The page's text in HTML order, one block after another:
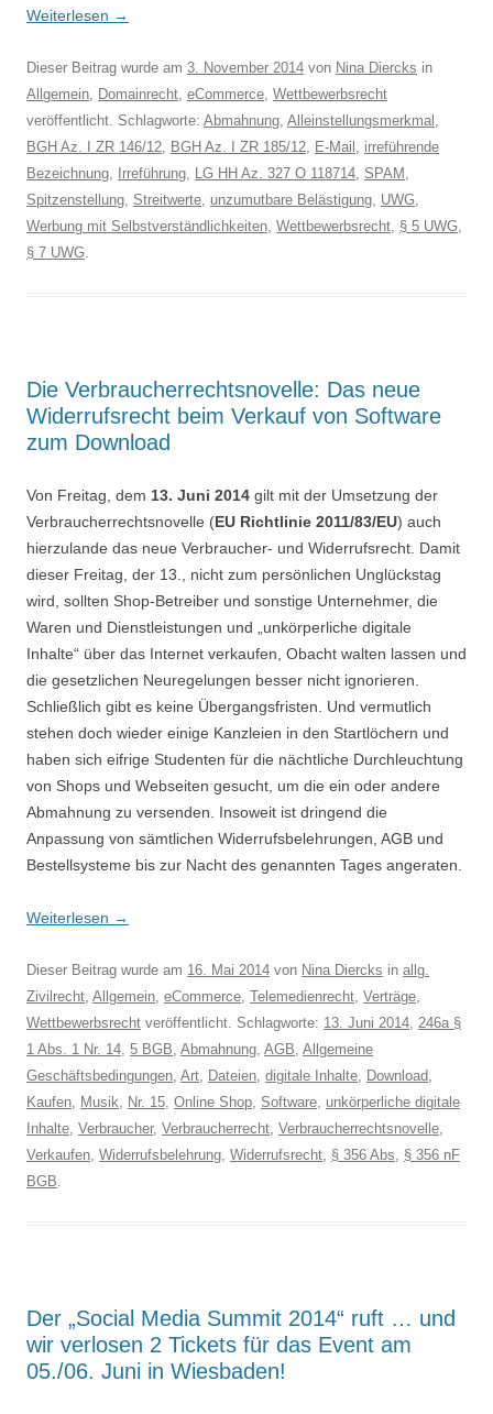
Weiterlesen →
Dieser Beitrag wurde am 3. November 2014 von Nina Diercks in
Allgemein, Domainrecht, eCommerce, Wettbewerbsrecht
veröffentlicht. Schlagworte: Abmahnung, Alleinstellungsmerkmal ,
BGH Az. I ZR 146/12, BGH Az. I ZR 185/12, E-Mail , irreführende
Bezeichnung, Irreführung, LG HH Az. 327 O 118714, SPAM ,
Spitzenstellung, Streitwerte, unzumutbare Belästigung, UWG,
Werbung mit Selbstverständlichkeiten, Wettbewerbsrecht, § 5 UWG,
§ 7 UWG.
Die Verbraucherrechtsnovelle: Das neue
Widerrufsrecht beim Verkauf von Software
zum Download
Von Freitag, dem 13. Juni 2014 gilt mit der Umsetzung der
Verbraucherrechtsnovelle (EU Richtlinie 2011/83/EU) auch
hierzulande das neue Verbraucher- und Widerrufsrecht. Damit
dieser Freitag, der 13., nicht zum persönlichen Unglückstag
wird, sollten Shop-Betreiber und sonstige Unternehmer, die
Waren und Dienstleistungen und „unkörperliche digitale
Inhalte“ über das Internet verkaufen, Obacht walten lassen und
die gesetzlichen Neuregelungen besser nicht ignorieren.
Schließlich gibt es keine Übergangsfristen. Und vermutlich
stehen doch wieder einige Kanzleien in den Startlöchern und
haben sich eifrige Studenten für die nächtliche Durchleuchtung
von Shops und Webseiten gesucht, um die ein oder andere
Abmahnung zu versenden. Insoweit ist dringend die
Anpassung von sämtlichen Widerrufsbelehrungen, AGB und
Bestellsysteme bis zur Nacht des genannten Tages angeraten.
Weiterlesen →
Dieser Beitrag wurde am 16. Mai 2014 von Nina Diercks in allg.
Zivilrecht, Allgemein, eCommerce, Telemedienrecht, Verträge,
Wettbewerbsrecht veröffentlicht. Schlagworte: 13. Juni 2014, 246a §
1 Abs. 1 Nr. 14, 5 BGB, Abmahnung, AGB, Allgemeine
Geschäftsbedingungen, Art, Dateien, digitale Inhalte, Download,
Kaufen, Musik, Nr. 15, Online Shop, Software, unkörperliche digitale
Inhalte, Verbraucher, Verbraucherrecht, Verbraucherrechtsnovelle,
Verkaufen, Widerrufsbelehrung, Widerrufsrecht, § 356 Abs, § 356 nF
BGB.
Der „Social Media Summit 2014“ ruft … und
wir verlosen 2 Tickets für das Event am
05./06. Juni in Wiesbaden!